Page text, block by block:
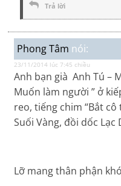
Trả lời
Phong Tâm nói:
23/11/2014 lúc 7:45 chiều
Anh bạn già Anh Tú –
Muốn làm người ” ở
reo, tiếng chim “Bắt
Suối Vàng, đồi dốc
Lỡ mang thân phận